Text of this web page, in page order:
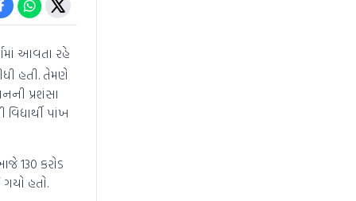
આવતા રહે
હતી. તેમણે
પ્રશંસા
પાંખ
130 કરોડ
ગયો હતો.